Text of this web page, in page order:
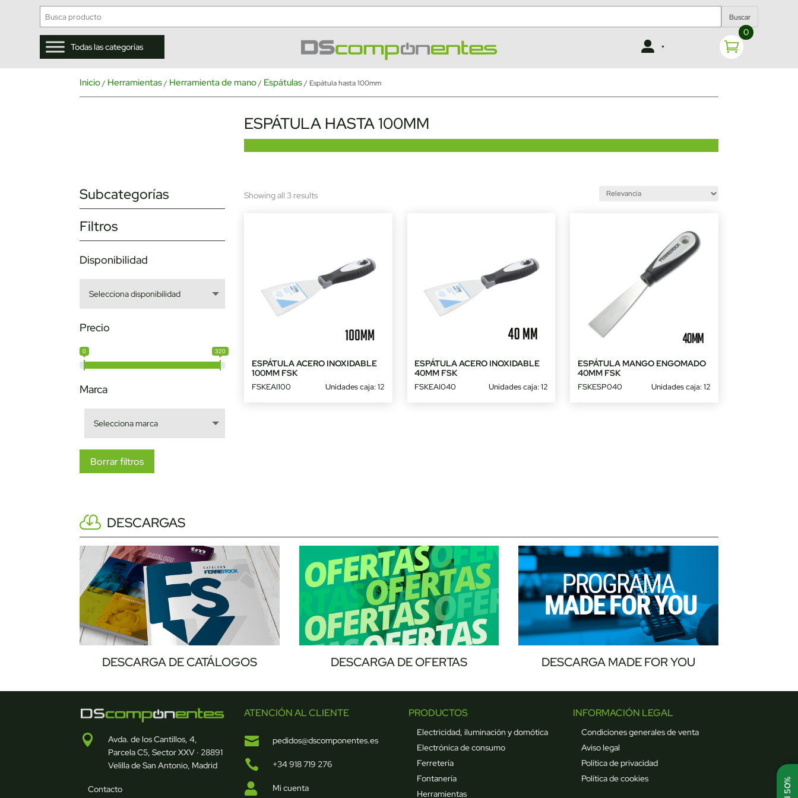
Buscar
Todas las categorías
0
Inicio/ Herramientas/ Herramienta de mano/ Espátulas/ Espátula hasta 100mm
ESPÁTULA HASTA 100MM
Subcategorías
Filtros
Disponibilidad
Precio
0 320
Marca
Borrar filtros
Showing all 3 resultsSorted
ESPÁTULA ACERO INOXIDABLE
100MM FSK
FSKEAI100 Unidades caja: 12
ESPÁTULA ACERO INOXIDABLE
40MM FSK
FSKEAI040 Unidades caja: 12
ESPÁTULA MANGO ENGOMADO
40MM FSK
FSKESP040 Unidades caja: 12
DESCARGAS
DESCARGA DE CATÁLOGOS DESCARGA DE OFERTAS DESCARGA MADE FOR YOU

Avda. de los Cantillos, 4,
Parcela C5, Sector XXV · 28891
Velilla de San Antonio, Madrid
Contacto
ATENCIÓN AL CLIENTE
 pedidos@dscomponentes.es
 +34 918 719 276
 Mi cuenta
PRODUCTOS
Electricidad, iluminación y domótica
Electrónica de consumo
Ferretería
Fontanería
Herramientas
INFORMACIÓN LEGAL
Condiciones generales de venta
Aviso legal
Política de privacidad
Política de cookies